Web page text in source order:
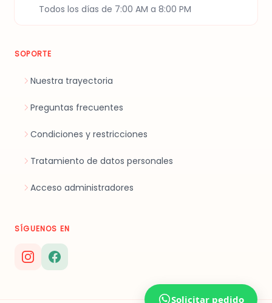
Todos los días de 7:00 AM a 8:00 PM
SOPORTE
Nuestra trayectoria
Preguntas frecuentes
Condiciones y restricciones
Tratamiento de datos personales
Acceso administradores
SÍGUENOS EN
Solicitar pedido